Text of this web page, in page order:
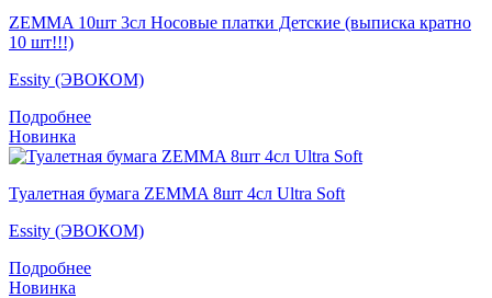
ZEMMA 10шт 3сл Носовые платки Детские (выписка кратно
10 шт!!!)
Essity (ЭВОКОМ)
Подробнее
Новинка
Туалетная бумага ZEMMA 8шт 4сл Ultra Soft
Essity (ЭВОКОМ)
Подробнее
Новинка